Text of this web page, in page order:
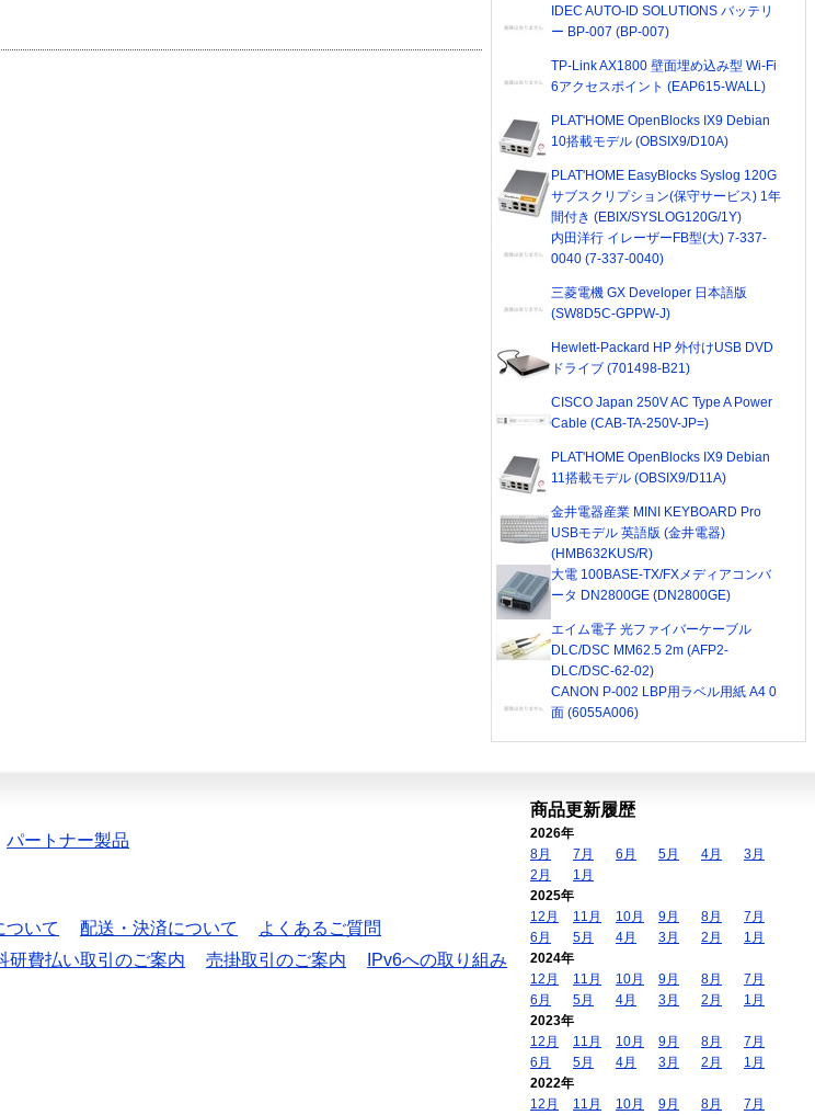
IDEC AUTO-ID SOLUTIONS バッテリ
ー BP-007 (BP-007)
TP-Link AX1800 壁面埋め込み型 Wi-Fi
6アクセスポイント (EAP615-WALL)
PLAT'HOME OpenBlocks IX9 Debian
10搭載モデル (OBSIX9/D10A)
PLAT'HOME EasyBlocks Syslog 120G
サブスクリプション(保守サービス) 1年
間付き (EBIX/SYSLOG120G/1Y)
内田洋行 イレーザーFB型(大) 7-337-
0040 (7-337-0040)
三菱電機 GX Developer 日本語版
(SW8D5C-GPPW-J)
Hewlett-Packard HP 外付けUSB DVD
ドライブ (701498-B21)
CISCO Japan 250V AC Type A Power
Cable (CAB-TA-250V-JP=)
PLAT'HOME OpenBlocks IX9 Debian
11搭載モデル (OBSIX9/D11A)
金井電器産業 MINI KEYBOARD Pro
USBモデル 英語版 (金井電器)
(HMB632KUS/R)
大電 100BASE-TX/FXメディアコンバ
ータ DN2800GE (DN2800GE)
エイム電子 光ファイバーケーブル
DLC/DSC MM62.5 2m (AFP2-
DLC/DSC-62-02)
CANON P-002 LBP用ラベル用紙 A4 0
面 (6055A006)
パートナー製品
ついて 配送・決済について
よくあるご質問
研費払い取引のご案内 売掛取引のご案内
IPv6への取り組み
商品更新履歴
2026年
8月
7月 6月 5月 4月
3月
2月
1月
2025年
12月
11月 10月 9月 8月
7月
6月
5月 4月 3月 2月
1月
2024年
12月
11月 10月 9月 8月
7月
6月
5月 4月 3月 2月
1月
2023年
12月
11月 10月 9月 8月
7月
6月
5月 4月 3月 2月
1月
2022年
12月
11月 10月 9月 8月
7月